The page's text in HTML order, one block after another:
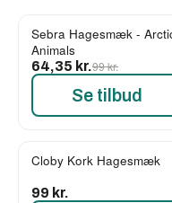
-35%
Sebra Hagesmæk -
Animals
64,35 kr.99 kr.
Se tilbud
Cloby Kork Hagesmæk
99 kr.